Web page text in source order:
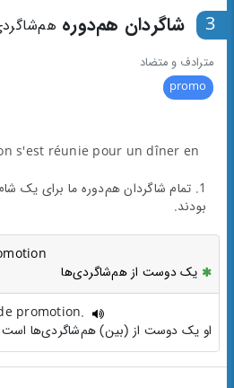
3 شاگردان هم‌دوره
مترادف و متضاد
promo
s'est réunie pour un dîner en
1. تمام شاگردان هم‌دوره‌ ما برای یک
بودند.
یک دوست از هم‌شاگردی‌ها
promotion.
او یک دوست از (بین) هم‌شاگردی‌ها